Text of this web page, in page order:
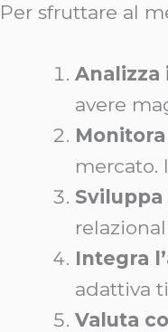
Per sfruttare al
avere
mercato.
Integra
adattiva
Valuta